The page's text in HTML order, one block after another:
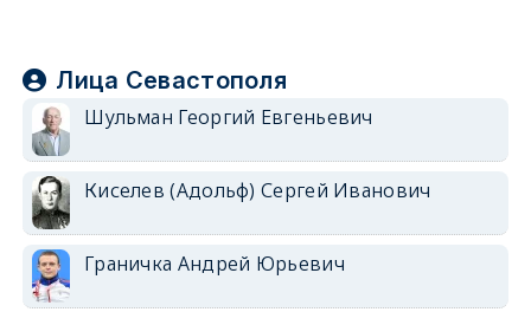
Лица Севастополя
Шульман Георгий Евгеньевич
Киселев (Адольф) Сергей Иванович
Граничка Андрей Юрьевич